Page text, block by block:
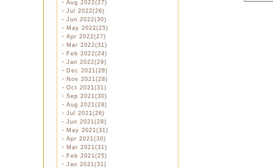
・ Aug 2022(27)
・ Jul 2022(26)
・ Jun 2022(30)
・ May 2022(25)
・ Apr 2022(27)
・ Mar 2022(31)
・ Feb 2022(24)
・ Jan 2022(29)
・ Dec 2021(28)
・ Nov 2021(28)
・ Oct 2021(31)
・ Sep 2021(30)
・ Aug 2021(28)
・ Jul 2021(26)
・ Jun 2021(28)
・ May 2021(31)
・ Apr 2021(30)
・ Mar 2021(31)
・ Feb 2021(25)
・ Jan 2021(31)